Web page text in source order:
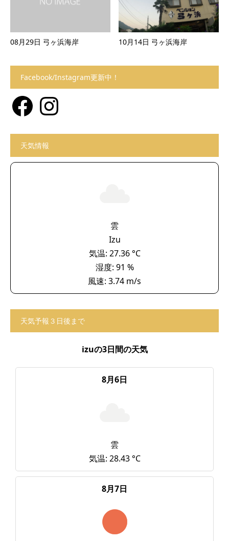
08月29日 弓ヶ浜海岸 10月14日 弓ヶ浜海岸
Facebook/Instagram更新中！
FacebookInstagram
天気情報
雲
Izu
気温: 27.36 °C
湿度: 91 %
風速: 3.74 m/s
天気予報３日後まで
izuの3日間の天気
8月6日
雲
気温: 28.43 °C
8月7日